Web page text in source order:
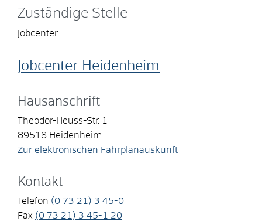
Zuständige Stelle
Jobcenter
Jobcenter Heidenheim
Hausanschrift
Theodor-Heuss-Str. 1
89518 Heidenheim
Zur elektronischen Fahrplanauskunft
Kontakt
Telefon (0 73 21) 3 45-0
Fax (0 73 21) 3 45-1
20